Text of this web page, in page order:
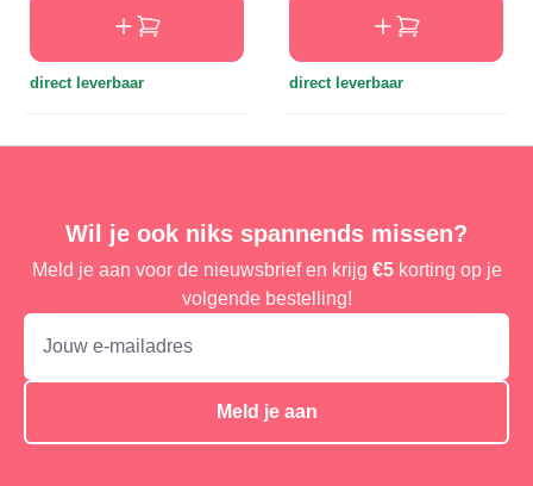
direct leverbaar direct leverbaar
Wil je ook niks spannends missen?
Meld je aan voor de nieuwsbrief en krijg €5korting op je
volgende bestelling!
Meld je aan